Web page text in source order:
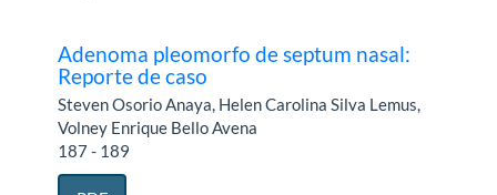
Adenoma pleomorfo de septum nasal:
Reporte de caso
Steven Osorio Anaya, Helen Carolina Silva Lemus,
Volney Enrique Bello Avena
187 - 189